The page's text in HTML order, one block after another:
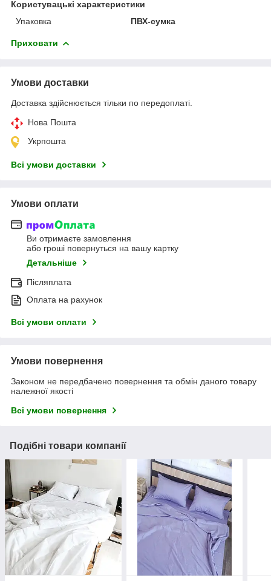
Користувацькі характеристики
Упаковка
ПВХ-сумка
Приховати
Умови доставки
Доставка здійснюється тільки по передоплаті.
Нова Пошта
Укрпошта
Всі умови доставки
Умови оплати
Ви отримаєте замовлення
або гроші повернуться на вашу картку
Детальніше
Післяплата
Оплата на рахунок
Всі умови оплати
Умови повернення
Законом не передбачено повернення та обмін даного товару
належної якості
Всі умови повернення
Подібні товари компанії